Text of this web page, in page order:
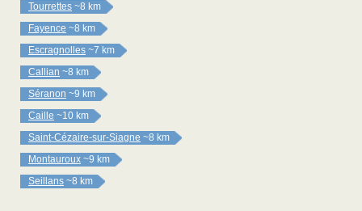
Tourrettes ~8 km
Fayence ~8 km
Escragnolles ~7 km
Callian ~8 km
Séranon ~9 km
Caille ~10 km
Saint-Cézaire-sur-Siagne ~8 km
Montauroux ~9 km
Seillans ~8 km